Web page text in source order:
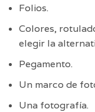
Folios.
Colores,
elegir la
Pegamento.
Un marco de
Una fotografía.